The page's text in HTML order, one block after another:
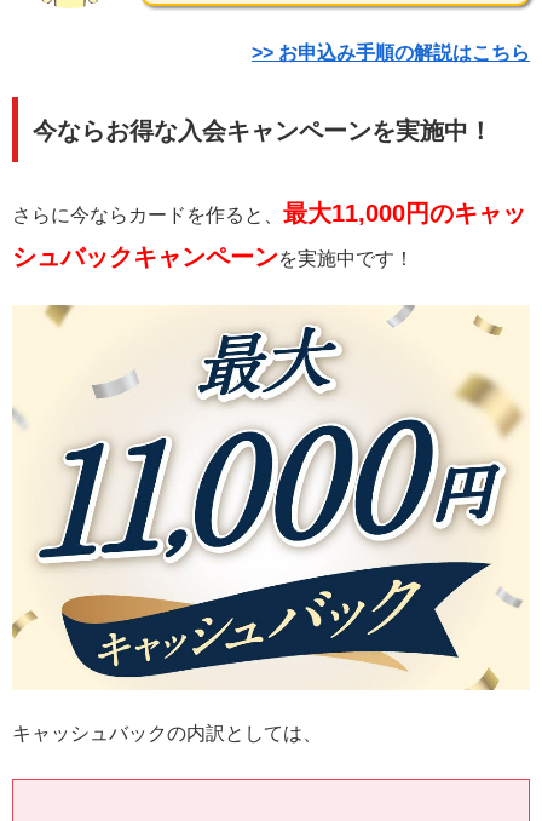
>> お申込み手順の解説はこちら
今ならお得な入会キャンペーンを実施中！
さらに今ならカードを作ると、 最大11,000円のキャッ
シュバックキャンペーンを実施中です！
キャッシュバックの内訳としては、